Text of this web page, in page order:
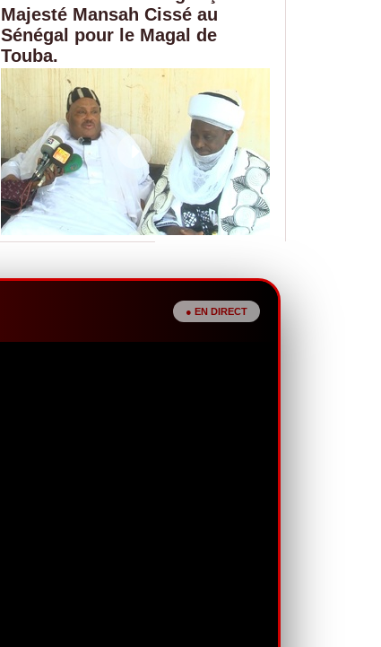
Alerte sur les réserves de sang : le
13 poches disponibles 07/08/2026
Les réserves de sang du CNTS sont à un niveau
disponibles pour répondre aux urgences...
Majesté Mansah Cissé au
Sénégal pour le Magal de
Touba.
● EN DIRECT